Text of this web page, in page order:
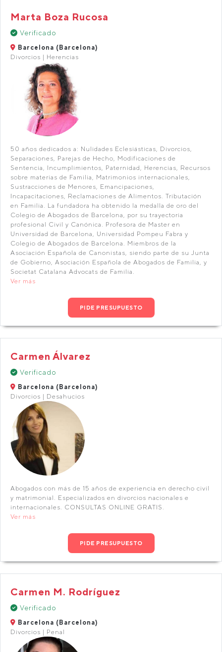
Marta Boza Rucosa
Verificado
Barcelona (Barcelona)
Divorcios | Herencias
50 años dedicados a: Nulidades Eclesiásticas, Divorcios,
Separaciones, Parejas de Hecho, Modificaciones de
Sentencia, Incumplimientos, Paternidad, Herencias, Recursos
sobre materias de Familia, Matrimonios internacionales,
Sustracciones de Menores, Emancipaciones,
Incapacitaciones, Reclamaciones de Alimentos. Tributación
en Familia. La fundadora ha obtenido la medalla de oro del
Colegio de Abogados de Barcelona, por su trayectoria
profesional Civil y Canónica. Profesora de Master en
Universidad de Barcelona, Universidad Pompeu Fabra y
Colegio de Abogados de Barcelona. Miembros de la
Asociación Española de Canonistas, siendo parte de su Junta
de Gobierno, Asociación Española de Abogados de Familia, y
Societat Catalana Advocats de Familia.
Ver más
PIDE PRESUPUESTO
Carmen Álvarez
Verificado
Barcelona (Barcelona)
Divorcios | Desahucios
Abogados con más de 15 años de experiencia en derecho civil
y matrimonial. Especializados en divorcios nacionales e
internacionales. CONSULTAS ONLINE GRATIS.
Ver más
PIDE PRESUPUESTO
Carmen M. Rodríguez
Verificado
Barcelona (Barcelona)
Divorcios | Penal